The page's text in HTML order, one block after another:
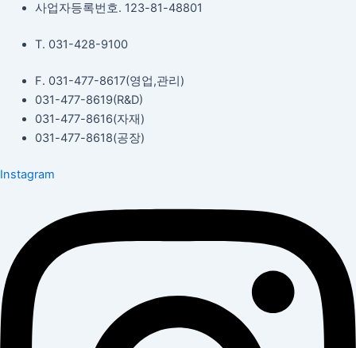
사업자등록번호. 123-81-48801
T. 031-428-9100
F. 031-477-8617(영업,관리)
031-477-8619(R&D)
031-477-8616(자재)​
031-477-8618(공장)​
Instagram